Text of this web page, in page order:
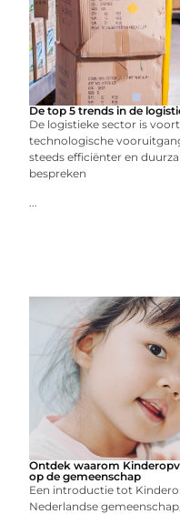
De top 5 trends in de
De logistieke sector is
technologische
steeds efficiënter en
bespreken
...
Ontdek waarom
op de gemeenschap
Een introductie tot
Nederlandse